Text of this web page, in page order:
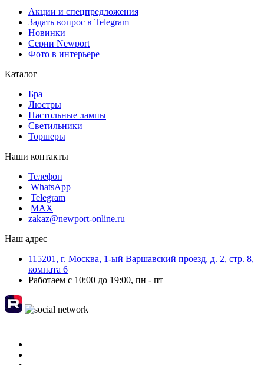
Акции и спецпредложения
Задать вопрос в Telegram
Новинки
Серии Newport
Фото в интерьере
Каталог
Бра
Люстры
Настольные лампы
Светильники
Торшеры
Наши контакты
Телефон
WhatsApp
Telegram
MAX
zakaz@newport-online.ru
Наш адрес
115201, г. Москва, 1-ый Варшавский проезд, д. 2, стр. 8,
комната 6
Работаем с 10:00 до 19:00, пн - пт